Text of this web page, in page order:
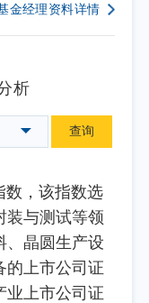
金经理资料详情
析
查询
数，该指数选
装与测试等领
、晶圆生产设
的上市公司证
业上市公司证